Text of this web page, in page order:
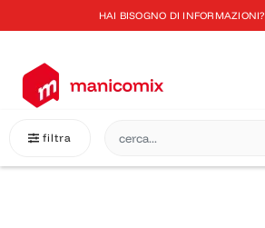
HAI BISOGNO DI INFORMAZIONI?
filtra